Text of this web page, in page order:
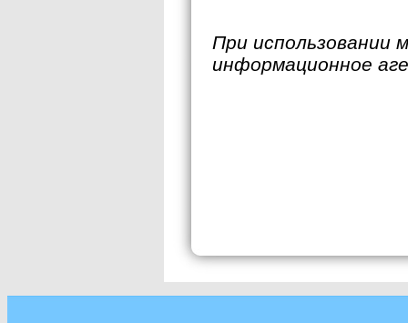
При использовании
информационное